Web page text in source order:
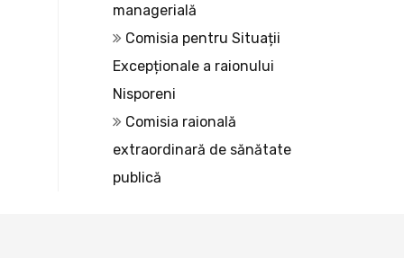
managerială
Comisia pentru Situații
Excepționale a raionului
Nisporeni
Comisia raională
extraordinară de sănătate
publică